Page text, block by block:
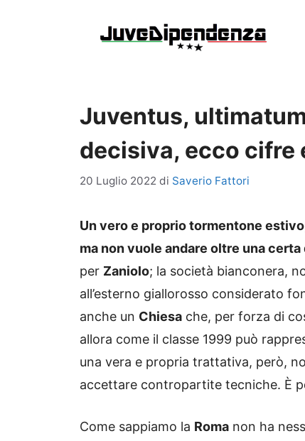
Juventus,
decisiva, ecco cifre
20 Luglio 2022 di Saverio Fattori
Un vero e proprio tormentone
ma non vuole andare oltre una certa
per Zaniolo; la società bianconera,
all’esterno giallorosso considerato
anche un Chiesa che, per forza di
allora come il classe 1999 può
una vera e propria trattativa, però,
accettare contropartite tecniche. È
Come sappiamo la Roma non ha